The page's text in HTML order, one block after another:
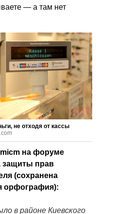
— а там нет
не отходя от кассы
на форуме
защиты прав
(сохранена
орфография):
в районе Киевского